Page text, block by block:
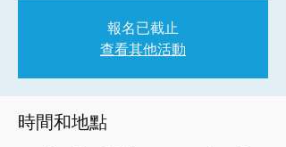
報名已截止
查看其他活動
時間和地點